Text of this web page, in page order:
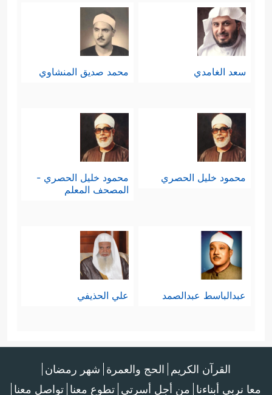
سعد الغامدي محمد صديق المنشاوي
محمود خليل الحصري
محمود خليل الحصري -
المصحف المعلم
عبدالباسط عبدالصمد علي الحذيفي
القرآن الكريم الحج والعمرة شهر رمضان
معا نربي أبناءنا من أجل أسرتي تطوع معنا تواصل معنا